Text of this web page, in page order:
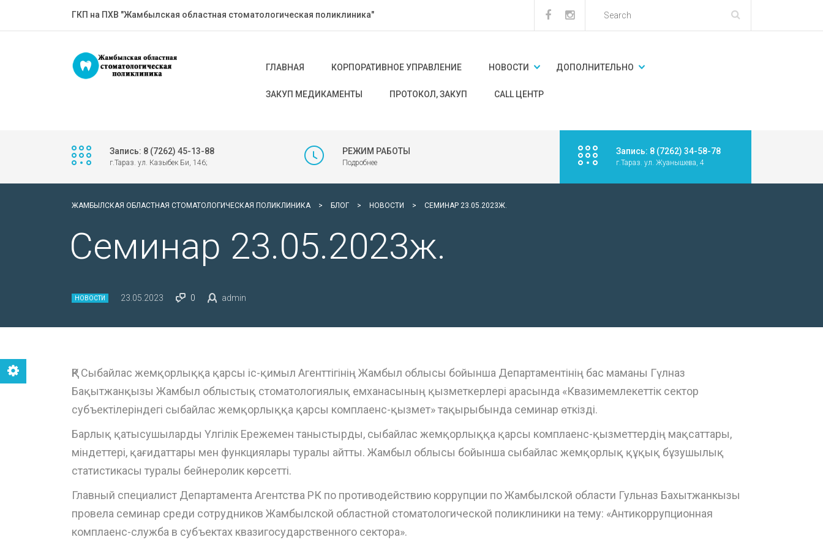
ГКП на ПХВ "Жамбылская областная стоматологическая поликлиника"
ГЛАВНАЯ КОРПОРАТИВНОЕ УПРАВЛЕНИЕ НОВОСТИ ДОПОЛНИТЕЛЬНО
ЗАКУП МЕДИКАМЕНТЫ ПРОТОКОЛ, ЗАКУП CALL ЦЕНТР
Запись: 8 (7262) 45-13-88
г.Тараз. ул. Казыбек Би, 146;
РЕЖИМ РАБОТЫ
Подробнее
Запись: 8 (7262) 34-58-78
г.Тараз. ул. Жуанышева, 4
ЖАМБЫЛСКАЯ ОБЛАСТНАЯ СТОМАТОЛОГИЧЕСКАЯ ПОЛИКЛИНИКА > БЛОГ > НОВОСТИ > CЕМИНАР 23.05.2023Ж.
Cеминар 23.05.2023ж.
НОВОСТИ 23.05.2023 0 admin
ҚР Сыбайлас жемқорлыққа қарсы іс-қимыл Агенттігінің Жамбыл облысы бойынша Департаментінің бас маманы Гүлназ
Бақытжанқызы Жамбыл облыстық стоматологиялық емханасының қызметкерлері арасында «Квазимемлекеттік сектор
субъектілеріндегі сыбайлас жемқорлыққа қарсы комплаенс-қызмет» тақырыбында семинар өткізді.
Барлық қатысушыларды Үлгілік Ережемен таныстырды, сыбайлас жемқорлыққа қарсы комплаенс-қызметтердің мақсаттары,
міндеттері, қағидаттары мен функциялары туралы айтты. Жамбыл облысы бойынша сыбайлас жемқорлық құқық бұзушылық
статистикасы туралы бейнеролик көрсетті.
Главный специалист Департамента Агентства РК по противодействию коррупции по Жамбылской области Гульназ Бахытжанкызы
провела семинар среди сотрудников Жамбылской областной стоматологической поликлиники на тему: «Антикоррупционная
комплаенс-служба в субъектах квазигосударственного сектора».